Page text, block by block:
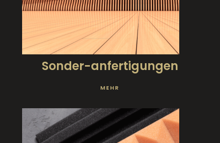
Sonder-anfertigungen
MEHR